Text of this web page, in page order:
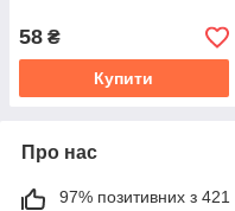
58 ₴
Купити
Про нас
97% позитивних з 421